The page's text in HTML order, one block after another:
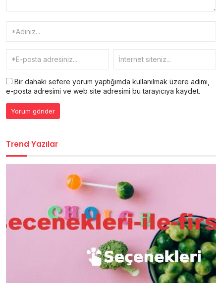
Bir dahaki sefere yorum yaptığımda kullanılmak üzere adımı,
e-posta adresimi ve web site adresimi bu tarayıcıya kaydet.
Trend Yazılar